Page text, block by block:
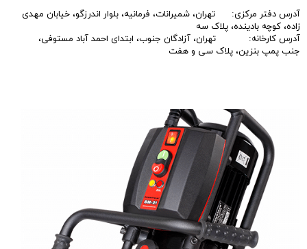
آدرس دفتر مرکزی: تهران، شمیرانات، فرمانیه، بلوار اندرزگو، خیابان مهدی
زاده، کوچه بادینده، پلاک سه
آدرس کارخانه: تهران، آزادگان جنوب، ابتدای احمد آباد مستوفی،
جنب پمپ بنزین، پلاک سی و هفت